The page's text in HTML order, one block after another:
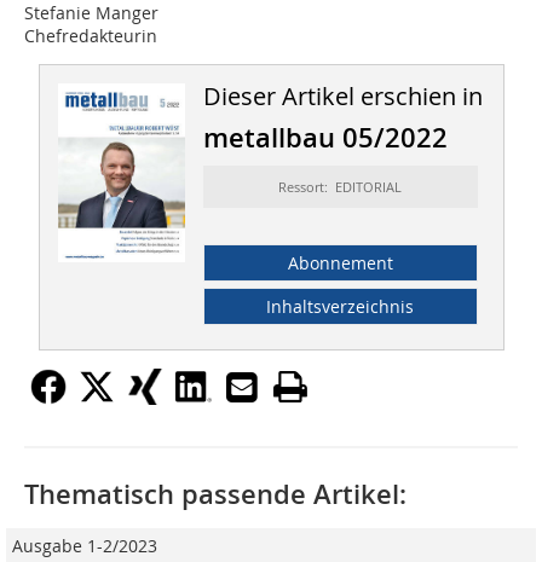
Stefanie Manger
Chefredakteurin
Dieser Artikel erschien in
metallbau 05/2022
Ressort: EDITORIAL
Abonnement
Inhaltsverzeichnis
Thematisch passende Artikel:
Ausgabe 1-2/2023